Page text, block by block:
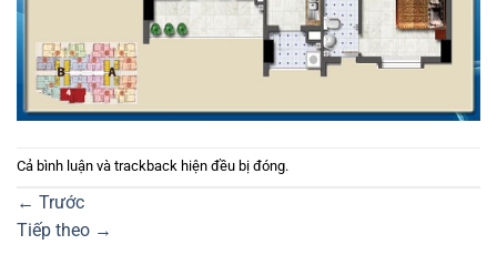
Cả bình luận và trackback hiện đều bị đóng.
← Trước
Tiếp theo →